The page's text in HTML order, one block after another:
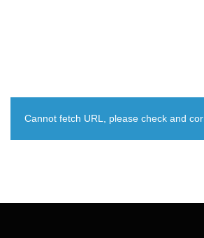
Cannot fetch URL, please check and